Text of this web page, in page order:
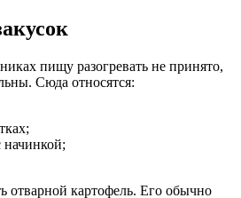
пищу разогревать не принято,
Сюда относятся:
начинкой;
отварной картофель. Его обычно